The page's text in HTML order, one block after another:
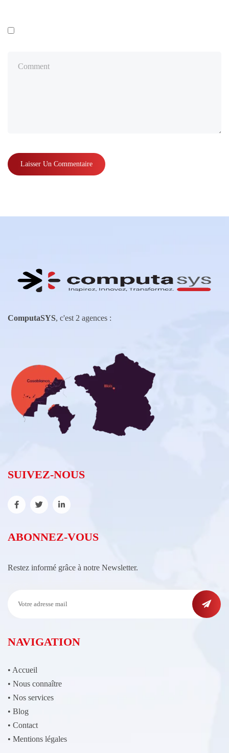
ComputaSYS, c'est 2 agences :
SUIVEZ-NOUS
ABONNEZ-VOUS
Restez informé grâce à notre Newsletter.
NAVIGATION
• Accueil
• Nous connaître
• Nos services
• Blog
• Contact
• Mentions légales